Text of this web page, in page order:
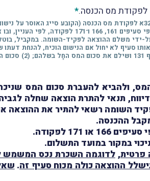
*
* במסגרת החוק להשגת יעדי התקציב תוקנו, בין היתר, הוראות אותו סעיף 32א
ניכוי מס במקור, אם לא הגיש לפקיד-השומה דוח
ולהביא להעברת סכום המס
שבנוסף על הדיווח, תנאי להתרת הוצאה
השומה רשאי להתיר את ההוצאה
ההכנסה.
לפקודה.
במקור במועד התשלום.
פרטית,לדוגמה השכרת נכס המשמש
ההוצאה כולה מכוח סעיף זה.